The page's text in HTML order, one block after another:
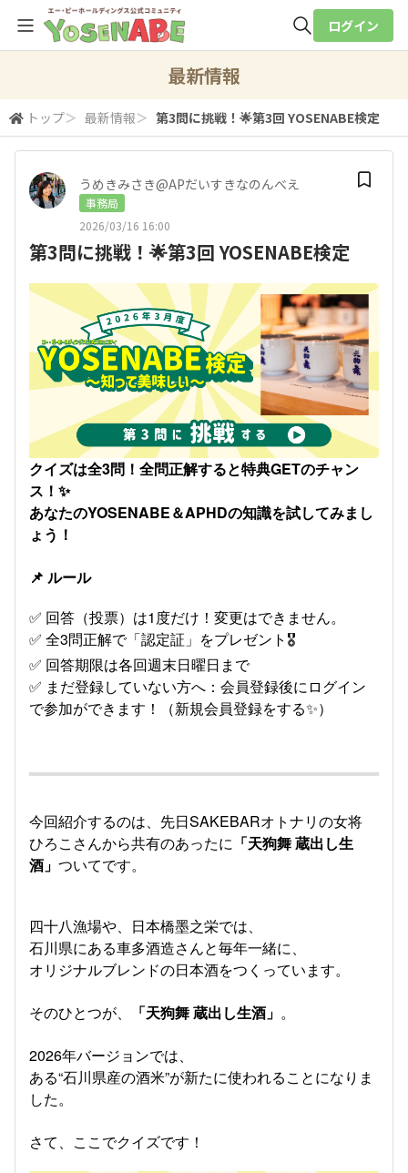
検索
ログイン
最新情報
トップ＞ 最新情報＞ 第3問に挑戦！🌟第3回 YOSENABE検定
うめきみさき@APだいすきなのんべえ
事務局
2026/03/16 16:00
第3問に挑戦！🌟第3回 YOSENABE検定
クイズは全3問！全問正解すると特典GETのチャン
ス！✨
あなたのYOSENABE＆APHDの知識を試してみまし
ょう！
📌 ルール
✅ 回答（投票）は1度だけ！変更はできません。
✅ 全3問正解で「認定証」をプレゼント🎖️
✅ 回答期限は各回週末日曜日まで
✅ まだ登録していない方へ：会員登録後にログイン
で参加ができます！（新規会員登録をする✨）
今回紹介するのは、先日SAKEBARオトナリの女将
ひろこさんから共有のあったに 「天狗舞 蔵出し生
酒」 ついてです。
四十八漁場や、日本橋墨之栄では、
石川県にある車多酒造さんと毎年一緒に、
オリジナルブレンドの日本酒をつくっています。
そのひとつが、 「天狗舞 蔵出し生酒」 。
2026年バージョンでは、
ある“石川県産の酒米”が新たに使われることになりま
した。
さて、ここでクイズです！